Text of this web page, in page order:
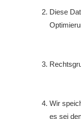
Diese
Wir
es sei